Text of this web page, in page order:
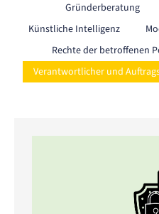
Gründerberatung
Künstliche Intelligenz
Rechte der betroffenen
Verantwortlicher und